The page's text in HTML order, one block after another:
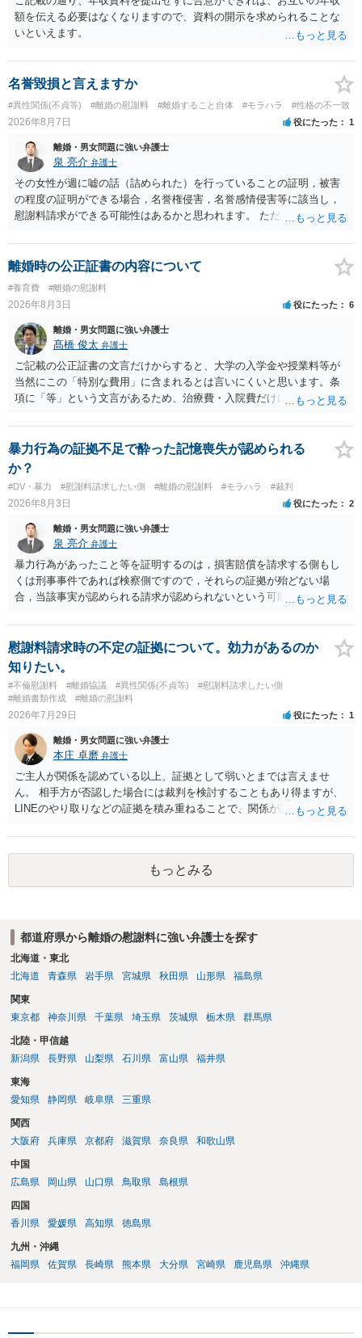
額を伝える必要はなくなりますので、資料の開示を求められることな
いといえます。
名誉毀損と言えますか
#異性関係(不貞等) #離婚の慰謝料 #離婚すること自体 #モラハラ #性格の不一致
2026年8月7日 役にたった 1
離婚・男女問題に強い弁護士
泉 亮介 弁護士
その女性が週に嘘の話（詰められた）を行っていることの証明，被害
の程度の証明ができる場合，名誉権侵害，名誉感情侵害等に該当し，
慰謝料請求ができる可能性はあるかと思われます。 ただ弁護士費用を
た方が良いでしょう。
離婚時の公正証書の内容について
#養育費 #離婚の慰謝料
2026年8月3日 役にたった 6
離婚・男女問題に強い弁護士
髙橋 俊太 弁護士
ご記載の公正証書の文言だけからすると、大学の入学金や授業料等が
当然にこの「特別な費用」に含まれるとは言いにくいと思います。条
項に「等」という文言があるため、治療費・入院費だけに限定される
れていますので、通常は、病気や事故によって臨時に必要となった医
療費その他これに類する特別支出を念頭に置いた条項と読むのが自然
です。したがって、大学の入学金、授業料、受験費用などの教育費に
ついてまで、「この条項があるから当然に半額を請求できる」とまで
は言いにくいと思われます。なお、通常、大学進学費用をどこまで負
担すべきかについては、離婚時の合意内容のほか、子どもの年齢、大
学進学についての父母の認識、父母の学歴・収入・資産状況、進学先
や費用などを踏まえて個別に検討することになります。公正証書の他
の条項において、養育費の終期についてどのように定められている
か、大学進学に関する定めの有無、「教育費」「進学費用」に関する
定めの有無等について確認する必要があると考えられます。
暴力行為の証拠不足で酔った記憶喪失が認められる
か？
#DV・暴力 #慰謝料請求したい側 #離婚の慰謝料 #モラハラ #裁判
2026年8月3日 役にたった 2
離婚・男女問題に強い弁護士
泉 亮介 弁護士
暴力行為があったこと等を証明するのは，損害賠償を請求する側もし
くは刑事事件であれば検察側ですので，それらの証拠が殆どない場
合，当該事実が認められる請求が認められないという可能性はあるで
慰謝料請求時の不定の証拠について。効力があるのか
知りたい。
#不倫慰謝料 #離婚協議 #異性関係(不貞等)
#慰謝料請求したい側
#離婚書類作成
#離婚の慰謝料
2026年7月29日 役にたった 1
離婚・男女問題に強い弁護士
本庄 卓磨 弁護士
ご主人が関係を認めている以上、証拠として弱いとまでは言えませ
ん。 相手方が否認した場合には裁判を検討することもあり得ますが、
LINEのやり取りなどの証拠を積み重ねることで、関係が認定される余
個別の事情によりますので、お早めに弁護士に相談されることをおす
すめします。
もっとみる
都道府県から離婚の慰謝料に強い弁護士を探す
北海道・東北
北海道
青森県 岩手県 宮城県 秋田県 山形県 福島県
関東
東京都
神奈川県 千葉県 埼玉県 茨城県 栃木県 群馬県
北陸・甲信越
新潟県
長野県 山梨県 石川県 富山県 福井県
東海
愛知県
静岡県 岐阜県 三重県
関西
大阪府
兵庫県 京都府 滋賀県 奈良県 和歌山県
中国
広島県
岡山県 山口県 鳥取県 島根県
四国
香川県
愛媛県 高知県 徳島県
九州・沖縄
福岡県
佐賀県 長崎県 熊本県 大分県 宮崎県 鹿児島県 沖縄県